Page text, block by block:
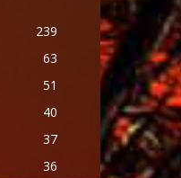
239
63
51
40
37
36